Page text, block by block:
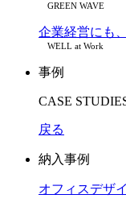
GREEN WAVE
企業経営にも
WELL at Work
事例
CASE
戻る
納入事例
オフィスデザ